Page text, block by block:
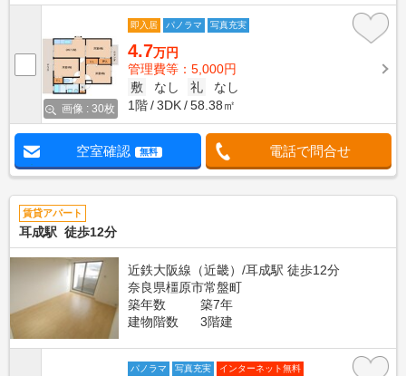
画像 : 30枚
即入居 パノラマ 写真充実
4.7万円
管理費等：5,000円
敷
なし 礼
なし
1階
3DK 58.38㎡
空室確認 無料 電話で問合せ
賃貸アパート
耳成駅 徒歩12分
近鉄大阪線（近畿）/耳成駅 徒歩12分
奈良県橿原市常盤町
築年数
築7年
建物階数
3階建
パノラマ 写真充実 インターネット無料